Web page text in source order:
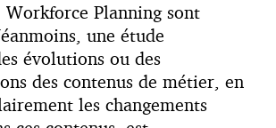
Workforce Planning sont
une étude
évolutions ou des
des contenus de métier, en
les changements